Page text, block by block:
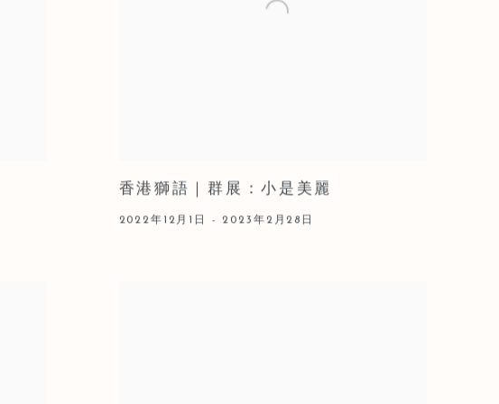
香港獅語｜群展：小是美麗
2022年12月1日 - 2023年2月28日